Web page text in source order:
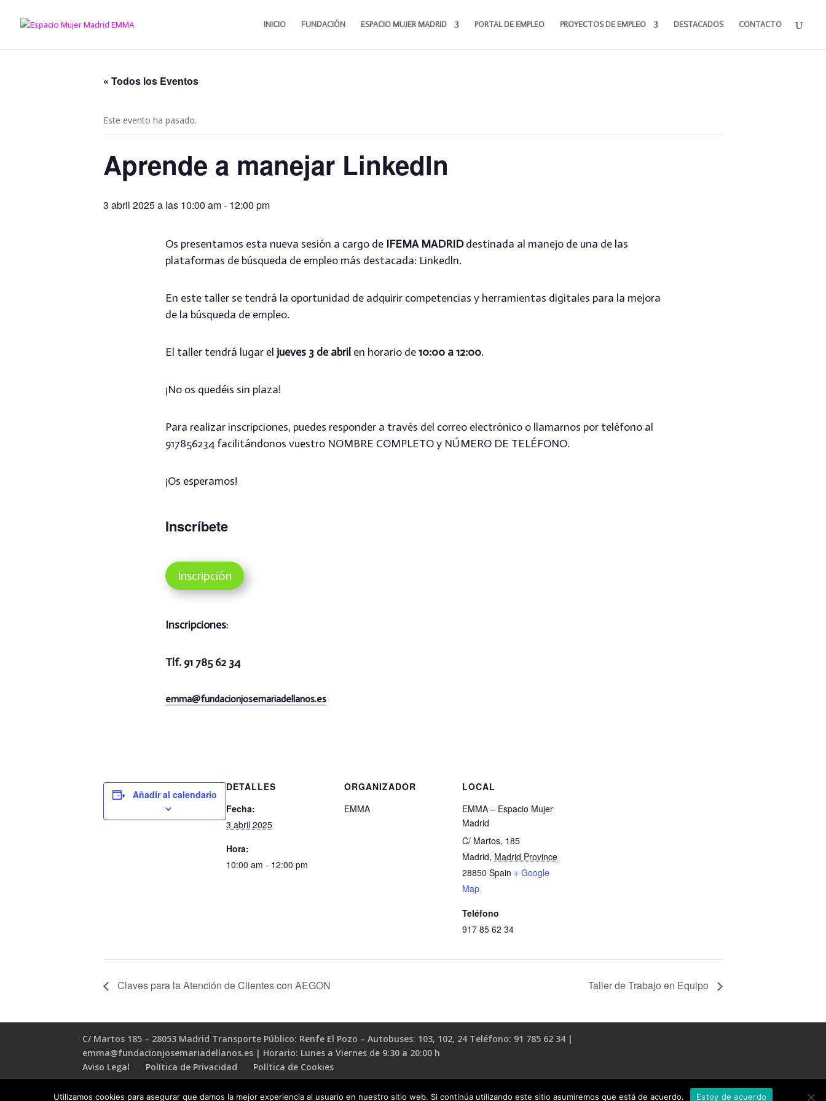
INICIO FUNDACIÓN ESPACIO MUJER MADRID PORTAL DE EMPLEO PROYECTOS DE EMPLEO DESTACADOS CONTACTO
« Todos los Eventos
Este evento ha pasado.
Aprende a manejar LinkedIn
3 abril 2025 a las 10:00 am- 12:00 pm
Os presentamos esta nueva sesión a cargo deIFEMA MADRIDdestinada al manejo de una de las
plataformas de búsqueda de empleo más destacada: Linkedln.
En este taller se tendrá la oportunidad de adquirir competencias y herramientas digitales para la mejora
de la búsqueda de empleo.
El taller tendrá lugar el jueves 3 de abril en horario de10:00 a 12:00.
¡No os quedéis sin plaza!
Para realizar inscripciones, puedes responder a través del correo electrónico o llamarnos por teléfono al
917856234 facilitándonos vuestro NOMBRE COMPLETO y NÚMERO DE TELÉFONO.
¡Os esperamos!
Inscríbete
Inscripción
Inscripciones:
Tlf. 91 785 62 34
emma@fundacionjosemariadellanos.es
Añadir al calendario
DETALLES
Fecha:
3 abril 2025
Hora:
10:00 am - 12:00 pm
ORGANIZADOR
EMMA
LOCAL
EMMA – Espacio Mujer
Madrid
C/ Martos, 185
Madrid, Madrid Province
28850 Spain + Google
Map
Teléfono
917 85 62 34
Claves para la Atención de Clientes con AEGON Taller de Trabajo en Equipo
C/ Martos 185 – 28053 Madrid Transporte Público: Renfe El Pozo – Autobuses: 103, 102, 24 Teléfono: 91 785 62 34 |
emma@fundacionjosemariadellanos.es | Horario: Lunes a Viernes de 9:30 a 20:00 h
Aviso Legal
Política de Privacidad Política de Cookies
Utilizamos cookies para asegurar que damos la mejor experiencia al usuario en nuestro sitio web. Si continúa utilizando este sitio asumiremos que está de acuerdo. Estoy de acuerdo